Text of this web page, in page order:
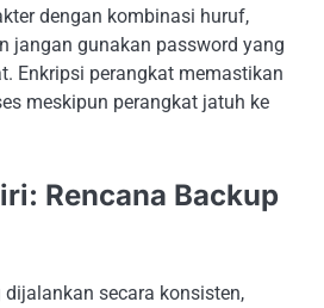
dengan kombinasi huruf,
jangan gunakan password yang
Enkripsi perangkat memastikan
meskipun perangkat jatuh ke
Rencana Backup
secara konsisten,